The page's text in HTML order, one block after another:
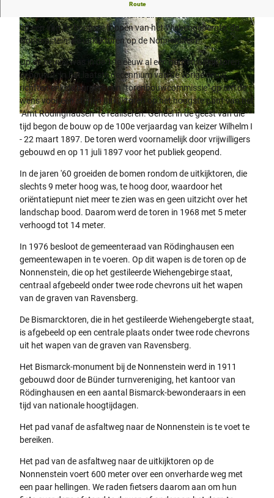
© Gemeinde Rödinghausen | CC-BY-SA
© Biologische Station Ravensberg im Kreis Herford e.V. |
Route
op een van de hoogste toppen van het Wiehengebergte, de
Nonnenstein: de uitkijktoren op de Nonnenstein.
Op de heuvel was in de 19e eeuw al een houten uitkijktoren
gebouwd. In het laatste decennium van de vorige eeuw
richtten enkele burgers een "torenbouwcommissie" op om de
wens voor een stenen uitkijktoren op het hoogste punt van het
"Amt Rödinghausen" te realiseren. Geheel in de geest van die
tijd begon de bouw op de 100e verjaardag van keizer Wilhelm I
- 22 maart 1897. De toren werd voornamelijk door vrijwilligers
gebouwd en op 11 juli 1897 voor het publiek geopend.
In de jaren '60 groeiden de bomen rondom de uitkijktoren, die
slechts 9 meter hoog was, te hoog door, waardoor het
oriëntatiepunt niet meer te zien was en geen uitzicht over het
landschap bood. Daarom werd de toren in 1968 met 5 meter
verhoogd tot 14 meter.
In 1976 besloot de gemeenteraad van Rödinghausen een
gemeentewapen in te voeren. Op dit wapen is de toren op de
Nonnenstein, die op het gestileerde Wiehengebirge staat,
centraal afgebeeld onder twee rode chevrons uit het wapen
van de graven van Ravensberg.
De Bismarcktoren, die in het gestileerde Wiehengebergte staat,
is afgebeeld op een centrale plaats onder twee rode chevrons
uit het wapen van de graven van Ravensberg.
Het Bismarck-monument bij de Nonnenstein werd in 1911
gebouwd door de Bünder turnvereniging, het kantoor van
Rödinghausen en een aantal Bismarck-bewonderaars in een
tijd van nationale hoogtijdagen.
Het pad vanaf de asfaltweg naar de Nonnenstein is te voet te
bereiken.
Het pad van de asfaltweg naar de uitkijktoren op de
Nonnenstein voert 600 meter over een onverharde weg met
een paar hellingen. We raden fietsers daarom aan om hun